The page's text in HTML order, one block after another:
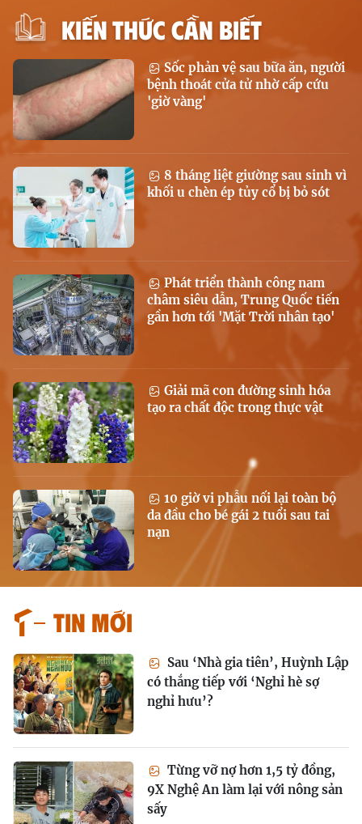
KIẾN THỨC CẦN BIẾT
Sốc phản vệ sau bữa ăn, người
bệnh thoát cửa tử nhờ cấp cứu
'giờ vàng'
8 tháng liệt giường sau sinh vì
khối u chèn ép tủy cổ bị bỏ sót
Phát triển thành công nam
châm siêu dẫn, Trung Quốc tiến
gần hơn tới 'Mặt Trời nhân tạo'
Giải mã con đường sinh hóa
tạo ra chất độc trong thực vật
10 giờ vi phẫu nối lại toàn bộ
da đầu cho bé gái 2 tuổi sau tai
nạn
Tin mới
Sau ‘Nhà gia tiên’, Huỳnh Lập
có thắng tiếp với ‘Nghỉ hè sợ
nghỉ hưu’?
Từng vỡ nợ hơn 1,5 tỷ đồng,
9X Nghệ An làm lại với nông sản
sấy